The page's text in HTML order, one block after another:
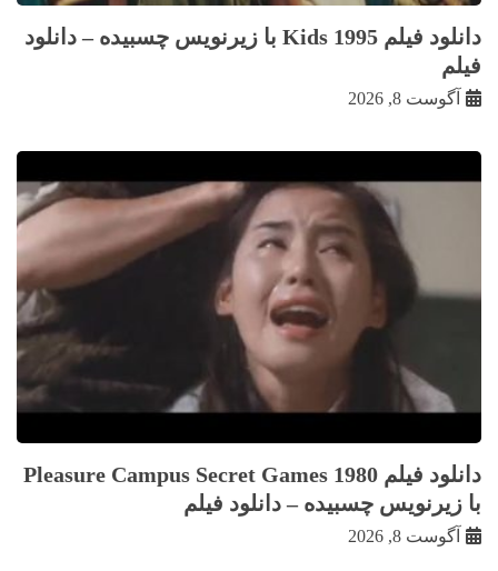
دانلود فیلم Kids 1995 با زيرنويس چسبيده – دانلود
فیلم
آگوست 8, 2026
دانلود فیلم Pleasure Campus Secret Games 1980
با زيرنويس چسبيده – دانلود فیلم
آگوست 8, 2026